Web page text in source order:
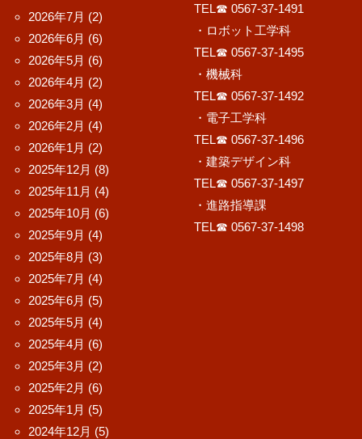
2026年7月 (2)
2026年6月 (6)
2026年5月 (6)
2026年4月 (2)
2026年3月 (4)
2026年2月 (4)
2026年1月 (2)
2025年12月 (8)
2025年11月 (4)
2025年10月 (6)
2025年9月 (4)
2025年8月 (3)
2025年7月 (4)
2025年6月 (5)
2025年5月 (4)
2025年4月 (6)
2025年3月 (2)
2025年2月 (6)
2025年1月 (5)
2024年12月 (5)
TEL☎ 0567-37-1491
・ロボット工学科
TEL☎ 0567-37-1495
・機械科
TEL☎ 0567-37-1492
・電子工学科
TEL☎ 0567-37-1496
・建築デザイン科
TEL☎ 0567-37-1497
・進路指導課
TEL☎ 0567-37-1498